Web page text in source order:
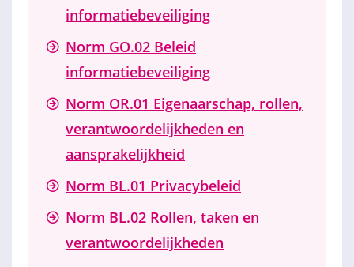
informatiebeveiliging
Norm GO.02 Beleid
informatiebeveiliging
Norm OR.01 Eigenaarschap, rollen,
verantwoordelijkheden en
aansprakelijkheid
Norm BL.01 Privacybeleid
Norm BL.02 Rollen, taken en
verantwoordelijkheden